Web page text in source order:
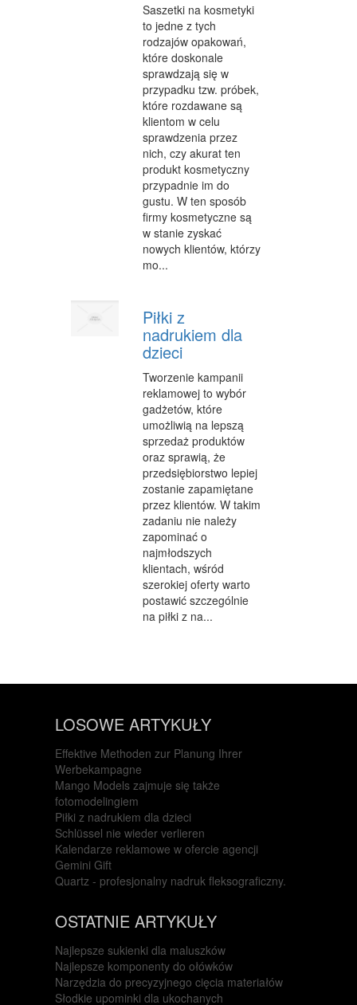
Saszetki na kosmetyki
to jedne z tych
rodzajów opakowań,
które doskonale
sprawdzają się w
przypadku tzw. próbek,
które rozdawane są
klientom w celu
sprawdzenia przez
nich, czy akurat ten
produkt kosmetyczny
przypadnie im do
gustu. W ten sposób
firmy kosmetyczne są
w stanie zyskać
nowych klientów, którzy
mo...
Piłki z
nadrukiem dla
dzieci
Tworzenie kampanii
reklamowej to wybór
gadżetów, które
umożliwią na lepszą
sprzedaż produktów
oraz sprawią, że
przedsiębiorstwo lepiej
zostanie zapamiętane
przez klientów. W takim
zadaniu nie należy
zapominać o
najmłodszych
klientach, wśród
szerokiej oferty warto
postawić szczególnie
na piłki z na...
LOSOWE ARTYKUŁY
Effektive Methoden zur Planung Ihrer
Werbekampagne
Mango Models zajmuje się także
fotomodelingiem
Piłki z nadrukiem dla dzieci
Schlüssel nie wieder verlieren
Kalendarze reklamowe w ofercie agencji
Gemini Gift
Quartz - profesjonalny nadruk fleksograficzny.
OSTATNIE ARTYKUŁY
Najlepsze sukienki dla maluszków
Najlepsze komponenty do ołówków
Narzędzia do precyzyjnego cięcia materiałów
Słodkie upominki dla ukochanych